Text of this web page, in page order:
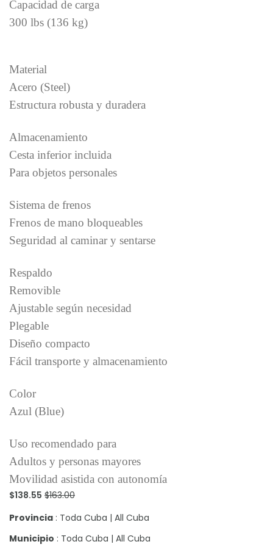
Capacidad de carga
300 lbs (136 kg)
Material
Acero (Steel)
Estructura robusta y duradera
Almacenamiento
Cesta inferior incluida
Para objetos personales
Sistema de frenos
Frenos de mano bloqueables
Seguridad al caminar y sentarse
Respaldo
Removible
Ajustable según necesidad
Plegable
Diseño compacto
Fácil transporte y almacenamiento
Color
Azul (Blue)
Uso recomendado para
Adultos y personas mayores
Movilidad asistida con autonomía
$138.55 $163.00
Provincia : Toda Cuba | All Cuba
Municipio : Toda Cuba | All Cuba